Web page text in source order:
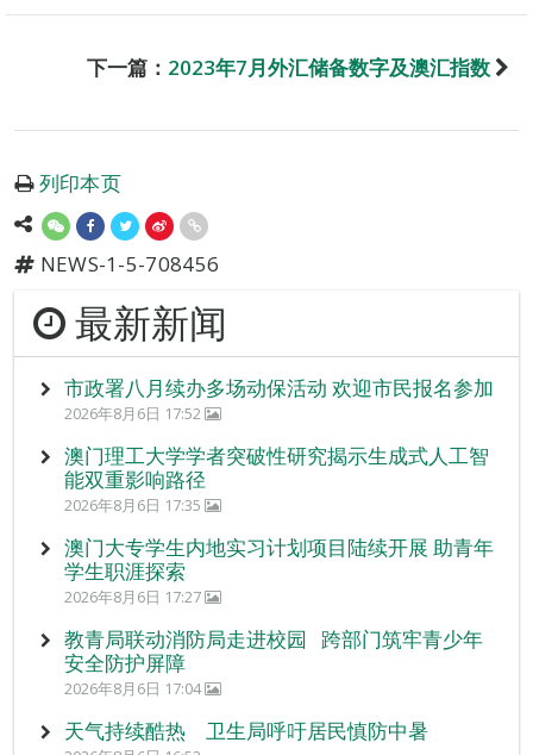
下一篇： 2023年7月外汇储备数字及澳汇指数
列印本页
NEWS-1-5-708456
最新新闻
市政署八月续办多场动保活动 欢迎市民报名参加
2026年8月6日 17:52
澳门理工大学学者突破性研究揭示生成式人工智
能双重影响路径
2026年8月6日 17:35
澳门大专学生内地实习计划项目陆续开展 助青年
学生职涯探索
2026年8月6日 17:27
教青局联动消防局走进校园 跨部门筑牢青少年
安全防护屏障
2026年8月6日 17:04
天气持续酷热 卫生局呼吁居民慎防中暑